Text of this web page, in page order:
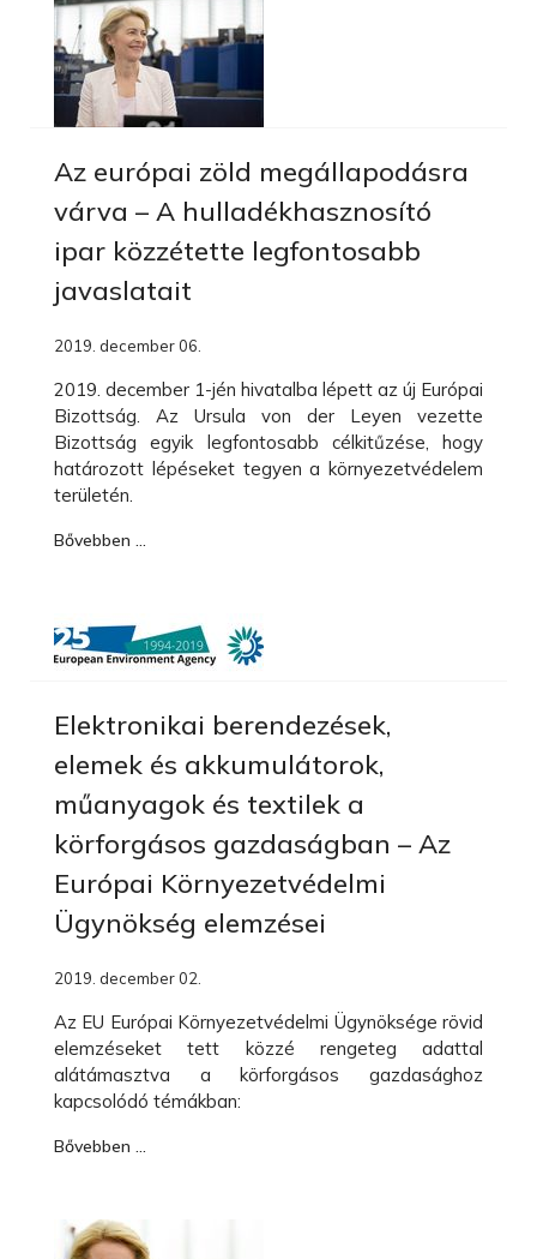
Az európai zöld megállapodásra
várva – A hulladékhasznosító
ipar közzétette legfontosabb
javaslatait
2019. december 06.
2019. december 1-jén hivatalba lépett az új Európai
Bizottság. Az Ursula von der Leyen vezette
Bizottság egyik legfontosabb célkitűzése, hogy
határozott lépéseket tegyen a környezetvédelem
területén.
Bővebben …
Elektronikai berendezések,
elemek és akkumulátorok,
műanyagok és textilek a
körforgásos gazdaságban – Az
Európai Környezetvédelmi
Ügynökség elemzései
2019. december 02.
Az EU Európai Környezetvédelmi Ügynöksége rövid
elemzéseket tett közzé rengeteg adattal
alátámasztva a körforgásos gazdasághoz
kapcsolódó témákban:
Bővebben …